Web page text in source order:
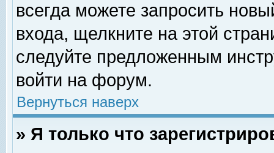
всегда можете запросить
входа, щелкните на этой
следуйте предложенным
войти на форум.
Вернуться наверх
» Я только что